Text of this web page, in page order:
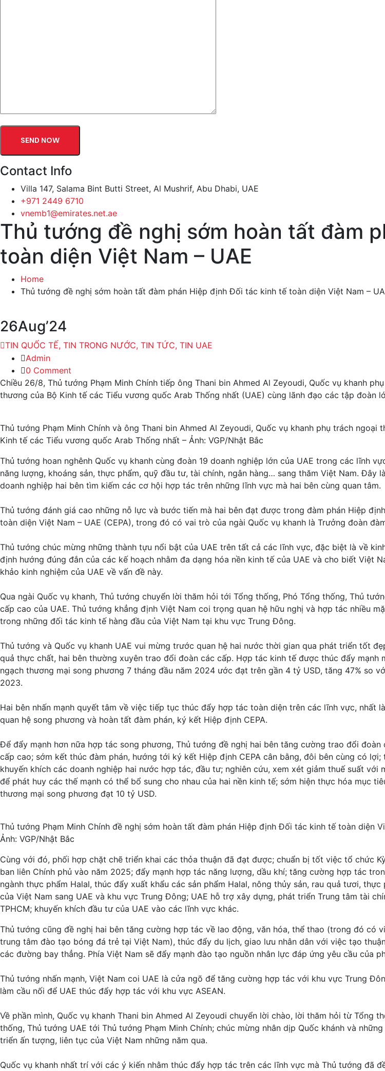
Contact Info
Villa 147, Salama Bint Butti Street, Al Mushrif, Abu Dhabi, UAE
+971 2449 6710
vnemb1@emirates.net.ae
Thủ tướng đề nghị sớm hoàn tất đàm
toàn diện Việt Nam – UAE
Home
Thủ tướng đề nghị sớm hoàn tất đàm phán Hiệp định Đối tác kinh tế toàn diện Việt Nam –
26Aug’24
TIN QUỐC TẾ, TIN TRONG NƯỚC, TIN TỨC, TIN UAE
Admin
0 Comment
Chiều 26/8, Thủ tướng Phạm Minh Chính tiếp ông Thani bin Ahmed Al Zeyoudi, Quốc vụ khanh
thương của Bộ Kinh tế các Tiểu vương quốc Arab Thống nhất (UAE) cùng lãnh đạo các tập đoàn
Thủ tướng Phạm Minh Chính và ông Thani bin Ahmed Al Zeyoudi, Quốc vụ khanh phụ trách ngoại
Kinh tế các Tiểu vương quốc Arab Thống nhất – Ảnh: VGP/Nhật Bắc
Thủ tướng hoan nghênh Quốc vụ khanh cùng đoàn 19 doanh nghiệp lớn của UAE trong các lĩnh
năng lượng, khoáng sản, thực phẩm, quỹ đầu tư, tài chính, ngân hàng… sang thăm Việt Nam. Đây
doanh nghiệp hai bên tìm kiếm các cơ hội hợp tác trên những lĩnh vực mà hai bên cùng quan tâm.
Thủ tướng đánh giá cao những nỗ lực và bước tiến mà hai bên đạt được trong đàm phán Hiệp
toàn diện Việt Nam – UAE (CEPA), trong đó có vai trò của ngài Quốc vụ khanh là Trưởng đoàn
Thủ tướng chúc mừng những thành tựu nổi bật của UAE trên tất cả các lĩnh vực, đặc biệt là về
định hướng đúng đắn của các kế hoạch nhằm đa dạng hóa nền kinh tế của UAE và cho biết Việt
khảo kinh nghiệm của UAE về vấn đề này.
Qua ngài Quốc vụ khanh, Thủ tướng chuyển lời thăm hỏi tới Tổng thống, Phó Tổng thống, Thủ
cấp cao của UAE. Thủ tướng khẳng định Việt Nam coi trọng quan hệ hữu nghị và hợp tác nhiều
trong những đối tác kinh tế hàng đầu của Việt Nam tại khu vực Trung Đông.
Thủ tướng và Quốc vụ khanh UAE vui mừng trước quan hệ hai nước thời gian qua phát triển tốt
quả thực chất, hai bên thường xuyên trao đổi đoàn các cấp. Hợp tác kinh tế được thúc đẩy mạnh
ngạch thương mại song phương 7 tháng đầu năm 2024 ước đạt trên gần 4 tỷ USD, tăng 47% so
2023.
Hai bên nhấn mạnh quyết tâm về việc tiếp tục thúc đẩy hợp tác toàn diện trên các lĩnh vực, nhất
quan hệ song phương và hoàn tất đàm phán, ký kết Hiệp định CEPA.
Để đẩy mạnh hơn nữa hợp tác song phương, Thủ tướng đề nghị hai bên tăng cường trao đổi đoàn
cấp cao; sớm kết thúc đàm phán, hướng tới ký kết Hiệp định CEPA cân bằng, đôi bên cùng có lợi;
khuyến khích các doanh nghiệp hai nước hợp tác, đầu tư; nghiên cứu, xem xét giảm thuế suất với
để phát huy các thế mạnh có thể bổ sung cho nhau của hai nền kinh tế; sớm hiện thực hóa mục
thương mại song phương đạt 10 tỷ USD.
Thủ tướng Phạm Minh Chính đề nghị sớm hoàn tất đàm phán Hiệp định Đối tác kinh tế toàn diện
Ảnh: VGP/Nhật Bắc
Cùng với đó, phối hợp chặt chẽ triển khai các thỏa thuận đã đạt được; chuẩn bị tốt việc tổ chức
ban liên Chính phủ vào năm 2025; đẩy mạnh hợp tác năng lượng, dầu khí; tăng cường hợp tác
ngành thực phẩm Halal, thúc đẩy xuất khẩu các sản phẩm Halal, nông thủy sản, rau quả tươi, thực
của Việt Nam sang UAE và khu vực Trung Đông; UAE hỗ trợ xây dựng, phát triển Trung tâm tài
TPHCM; khuyến khích đầu tư của UAE vào các lĩnh vực khác.
Thủ tướng cũng đề nghị hai bên tăng cường hợp tác về lao động, văn hóa, thể thao (trong đó có
trung tâm đào tạo bóng đá trẻ tại Việt Nam), thúc đẩy du lịch, giao lưu nhân dân với việc tạo
các đường bay thẳng. Phía Việt Nam sẽ đẩy mạnh đào tạo nguồn nhân lực đáp ứng yêu cầu của
Thủ tướng nhấn mạnh, Việt Nam coi UAE là cửa ngõ để tăng cường hợp tác với khu vực Trung
làm cầu nối để UAE thúc đẩy hợp tác với khu vực ASEAN.
Về phần mình, Quốc vụ khanh Thani bin Ahmed Al Zeyoudi chuyển lời chào, lời thăm hỏi từ Tổng
thống, Thủ tướng UAE tới Thủ tướng Phạm Minh Chính; chúc mừng nhân dịp Quốc khánh và
triển ấn tượng, liên tục của Việt Nam những năm qua.
Quốc vụ khanh nhất trí với các ý kiến nhằm thúc đẩy hợp tác trên các lĩnh vực mà Thủ tướng đã